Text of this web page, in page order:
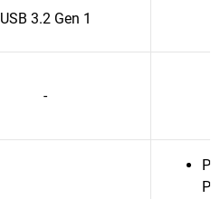
USB 3.2 Gen 1
-